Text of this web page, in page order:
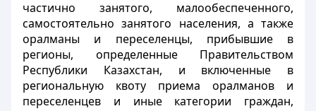
частично занятого, малообеспеченного,
самостоятельно занятого населения, а также
оралманы и переселенцы, прибывшие в
регионы, определенные Правительством
Республики Казахстан, и включенные в
региональную квоту приема оралманов и
переселенцев и иные категории граждан,